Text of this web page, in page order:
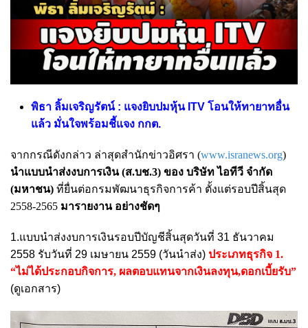
พิธา ลิ้มเจริญรัตน์ : แจงยิบปมหุ้น ITV โอนให้ทายาทอื่น
แล้ว มั่นใจพร้อมชี้แจง กกต.
จากกรณีดังกล่าว ล่าสุดสำนักข่าวอิศรา (www.isranews.org)
นำแบบนำส่งงบการเงิน (ส.บช.3) ของ บริษัท ไอทีวี จำกัด
(มหาชน) ที่ยื่นต่อกรมพัฒนาธุรกิจการค้า ตั้งแต่รอบปีสิ้นสุด
2558-2565 มารายงาน อย่างชัดๆ
1.แบบนำส่งงบการเงินรอบปีบัญชีสิ้นสุดวันที่ 31 ธันวาคม
2558 รับวันที่ 29 เมษายน 2559 (วันนำส่ง) ประเภทธุรกิจ 1.
“ไม่ได้ประกอบกิจการ, ผลตอบแทนจากเงินลงทุน,ดอกเบี้ยรับ”
(ดูเอกสาร)